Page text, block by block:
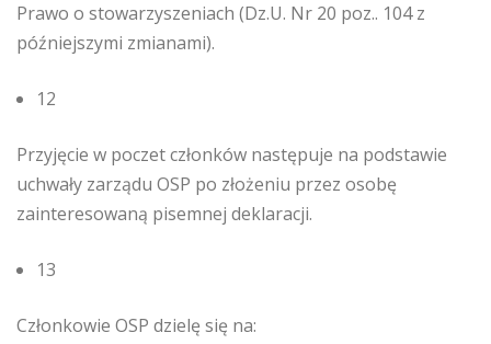
Prawo o stowarzyszeniach (Dz.U. Nr 20 poz.. 104 z
późniejszymi zmianami).
12
Przyjęcie w poczet członków następuje na podstawie
uchwały zarządu OSP po złożeniu przez osobę
zainteresowaną pisemnej deklaracji.
13
Członkowie OSP dzielę się na: